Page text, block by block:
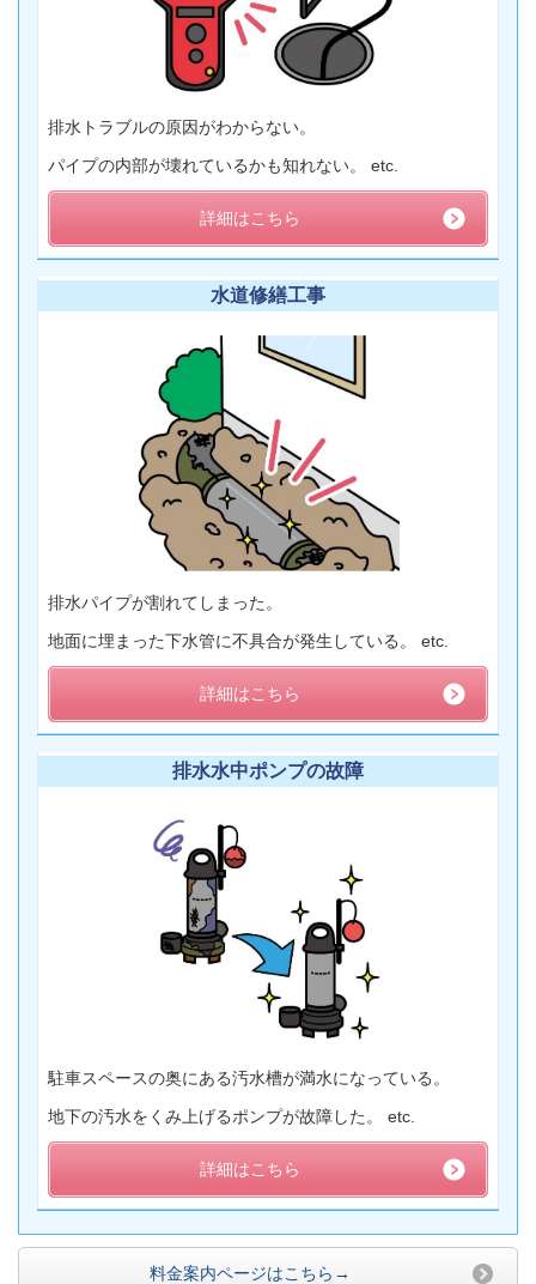
排水トラブルの原因がわからない。
パイプの内部が壊れているかも知れない。 etc.
詳細はこちら
水道修繕工事
排水パイプが割れてしまった。
地面に埋まった下水管に不具合が発生している。 etc.
詳細はこちら
排水水中ポンプの故障
駐車スペースの奥にある汚水槽が満水になっている。
地下の汚水をくみ上げるポンプが故障した。 etc.
詳細はこちら
料金案内ページはこちら→